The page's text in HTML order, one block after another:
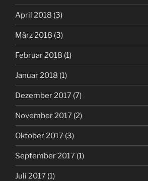
April 2018 (3)
März 2018 (3)
Februar 2018 (1)
Januar 2018 (1)
Dezember 2017 (7)
November 2017 (2)
Oktober 2017 (3)
September 2017 (1)
Juli 2017 (1)